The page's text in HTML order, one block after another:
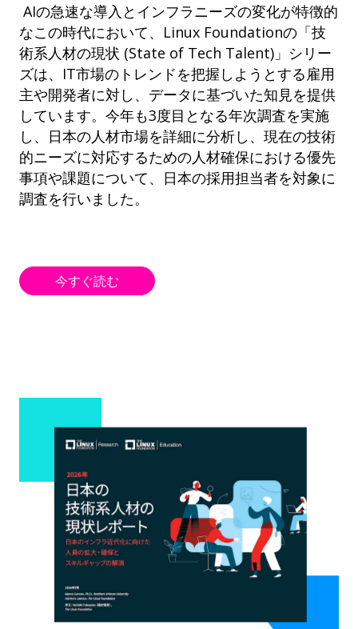
AIの急速な導入とインフラニーズの変化が特徴的
なこの時代において、Linux Foundationの「技
術系人材の現状 (State of Tech Talent)」シリー
ズは、IT市場のトレンドを把握しようとする雇用
主や開発者に対し、データに基づいた知見を提供
しています。今年も3度目となる年次調査を実施
し、日本の人材市場を詳細に分析し、現在の技術
的ニーズに対応するための人材確保における優先
事項や課題について、日本の採用担当者を対象に
調査を行いました。
今すぐ読む